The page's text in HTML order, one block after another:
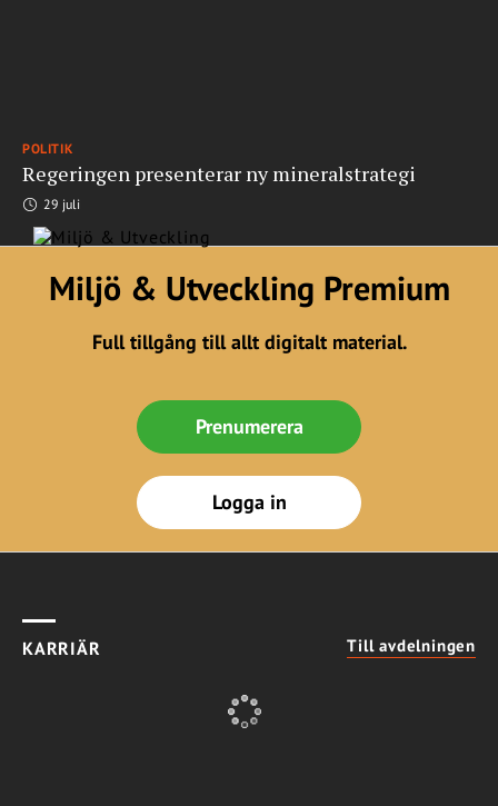
POLITIK
Regeringen presenterar ny mineralstrategi
29 juli
Miljö & Utveckling Premium
Full tillgång till allt digitalt material.
Prenumerera
Logga in
KARRIÄR Till avdelningen